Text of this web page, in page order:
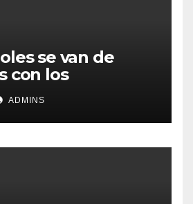
se van de
con los
hasta un 21%
el año pasado
disparados
ADMINS